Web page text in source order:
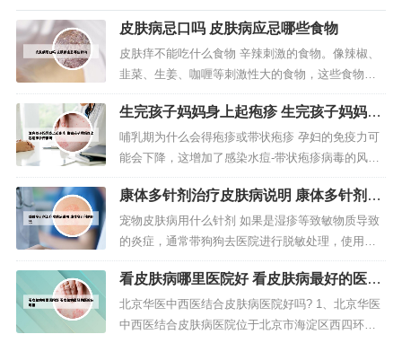
皮肤病忌口吗 皮肤病应忌哪些食物
皮肤痒不能吃什么食物 辛辣刺激的食物。像辣椒、
韭菜、生姜、咖喱等刺激性大的食物，这些食物会
让患者体内血热加重，从而使过敏反复发作。鱼腥
发物。这类食物有海鲜，牛羊肉、鸡鸭、香菇等，
这些食物会让过敏加重，不利于病情治疗。皮肤瘙
痒不能吃辛辣刺激的食物。太过辛辣的食物，或者
有刺激性的食物，皮肤瘙痒的人都不能...
生完孩子妈妈身上起疱疹 生完孩子妈妈身
上起疱疹会传染吗
哺乳期为什么会得疱疹或带状疱疹 孕妇的免疫力可
能会下降，这增加了感染水痘-带状疱疹病毒的风
险，从而引发带状疱疹。此病具有一定的传染性，
病毒可通过呼吸道或直接接触疱液传播。胎儿健康
无大碍孕妇患上带状疱疹是否会影响胎儿，关键在
于治疗方式。导致成人长带状疱疹的原因成人带状
疱疹直接致病因素就是带状疱疹病毒的...
康体多针剂治疗皮肤病说明 康体多针剂的
用法
宠物皮肤病用什么针剂 如果是湿疹等致敏物质导致
的炎症，通常带狗狗去医院进行脱敏处理，使用苯
海拉明、地塞米松、泼尼松等注射液，此类过敏性
炎症，通常表现为皮肤出现红疹、丘疹、水疱、鳞
屑，同时发生瘙痒、疼痛、发热等情况。真菌感染
可以用盐酸特比奈芬喷剂，喷洒在狗狗疙瘩患处每
看皮肤病哪里医院好 看皮肤病最好的医院
在哪里
北京华医中西医结合皮肤病医院好吗? 1、北京华医
中西医结合皮肤病医院位于北京市海淀区西四环北